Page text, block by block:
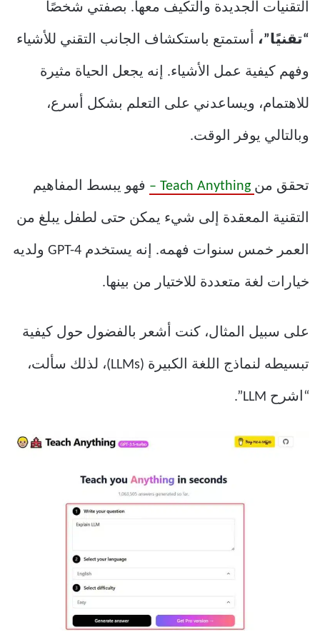
التقنيات الجديدة والتكيف معها. بصفتي شخصًا
“تقنيًا”، أستمتع باستكشاف الجانب التقني للأشياء
وفهم كيفية عمل الأشياء. إنه يجعل الحياة مثيرة
للاهتمام، ويساعدني على التعلم بشكل أسرع،
وبالتالي يوفر الوقت.
تحقق من فهو يبسط المفاهيم
التقنية المعقدة إلى شيء يمكن حتى لطفل يبلغ من
العمر خمس سنوات فهمه. إنه يستخدم GPT-4 ولديه
خيارات لغة متعددة للاختيار من بينها.
على سبيل المثال، كنت أشعر بالفضول حول كيفية
تبسيطه لنماذج اللغة الكبيرة (LLMs)، لذلك سألت،
“اشرح LLM”.